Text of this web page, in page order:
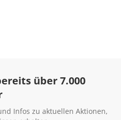
über 7.000
Infos zu aktuellen Aktionen,